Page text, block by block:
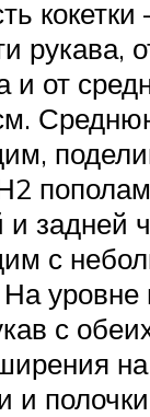
кокетки
рукава,
и от
и задней
с
с
и